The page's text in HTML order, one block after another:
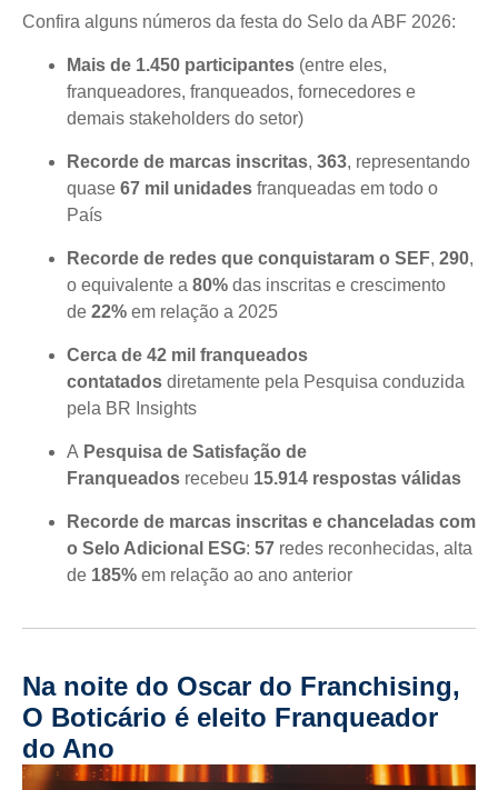
Confira alguns números da festa do Selo da ABF 2026:
Mais de 1.450 participantes (entre eles,
franqueadores, franqueados, fornecedores e
demais stakeholders do setor)
Recorde de marcas inscritas, 363, representando
quase 67 mil unidades franqueadas em todo o
País
Recorde de redes que conquistaram o SEF, 290,
o equivalente a 80% das inscritas e crescimento
de 22% em relação a 2025
Cerca de 42 mil franqueados
contatados diretamente pela Pesquisa conduzida
pela BR Insights
A Pesquisa de Satisfação de
Franqueados recebeu 15.914 respostas válidas
Recorde de marcas inscritas e chanceladas com
o Selo Adicional ESG: 57 redes reconhecidas, alta
de 185% em relação ao ano anterior
Na noite do Oscar do Franchising,
O Boticário é eleito Franqueador
do Ano